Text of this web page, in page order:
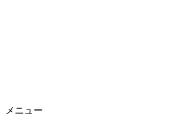
メニュー